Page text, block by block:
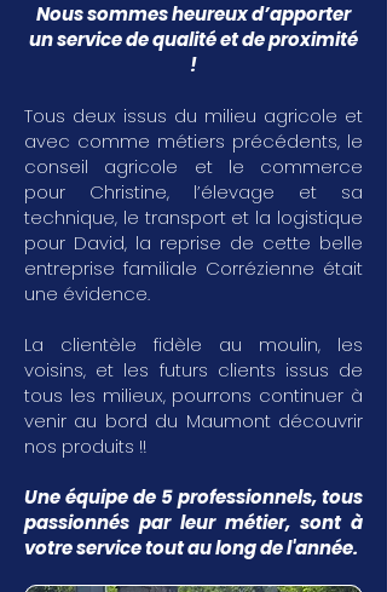
Nous sommes heureux d’apporter
un service de qualité et de proximité
!
Tous deux issus du milieu agricole et
avec comme métiers précédents, le
conseil agricole et le commerce
pour Christine, l’élevage et sa
technique, le transport et la logistique
pour David, la reprise de cette belle
entreprise familiale Corrézienne était
une évidence.
La clientèle fidèle au moulin, les
voisins, et les futurs clients issus de
tous les milieux, pourrons continuer à
venir au bord du Maumont découvrir
nos produits !!
Une équipe de 5 professionnels, tous
passionnés par leur métier, sont à
votre service tout au long de l'année.